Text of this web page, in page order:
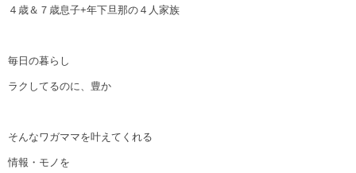
４歳＆７歳息子+年下旦那の４人家族
毎日の暮らし
ラクしてるのに、豊か
そんなワガママを叶えてくれる
情報・モノを